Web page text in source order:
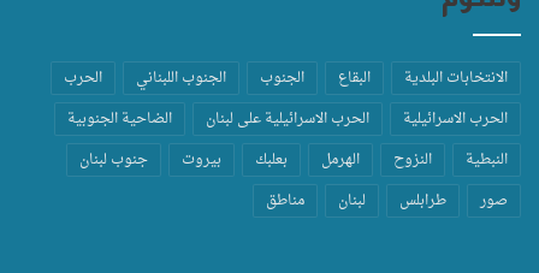
الانتخابات البلدية البقاع الجنوب الجنوب اللبناني
الحرب
الحرب الاسرائيلية
الحرب الاسرائيلية على لبنان
الضاحية الجنوبية
النبطية
النزوح الهرمل بعلبك بيروت
جنوب لبنان
صور
طرابلس لبنان مناطق